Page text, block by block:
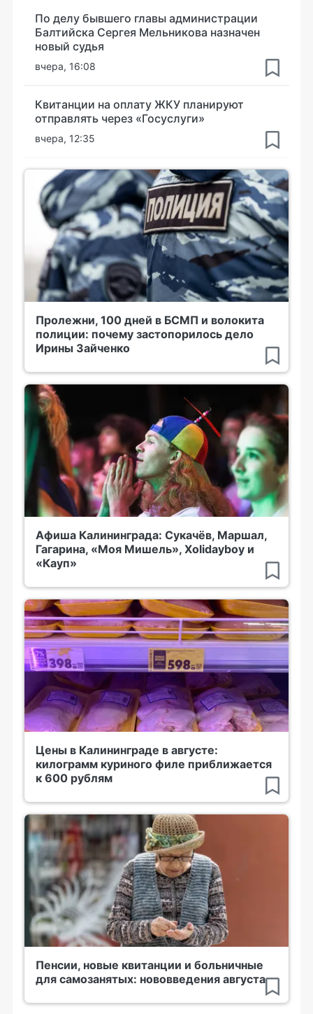
По делу бывшего главы администрации
Балтийска Сергея Мельникова назначен
новый судья
вчера, 16:08
Квитанции на оплату ЖКУ планируют
отправлять через «Госуслуги»
вчера, 12:35
Пролежни, 100 дней в БСМП и волокита
полиции: почему застопорилось дело
Ирины Зайченко
Афиша Калининграда: Сукачёв, Маршал,
Гагарина, «Моя Мишель», Xolidayboy и
«Кауп»
Цены в Калининграде в августе:
килограмм куриного филе приближается
к 600 рублям
Пенсии, новые квитанции и больничные
для самозанятых: нововведения августа